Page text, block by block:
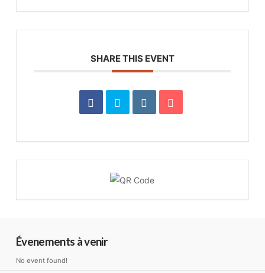
SHARE THIS EVENT
Évenements à venir
No event found!